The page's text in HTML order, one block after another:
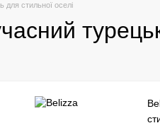
для стильної оселі